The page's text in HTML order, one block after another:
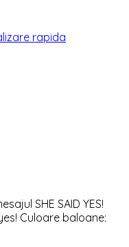
rapida
SHE SAID YES!
Culoare baloane: